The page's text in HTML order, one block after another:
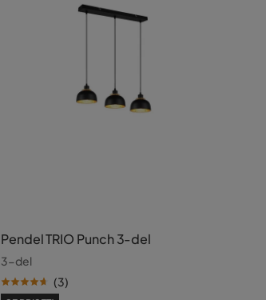
Pendel TRIO Punch 3-del
3-del
(3)